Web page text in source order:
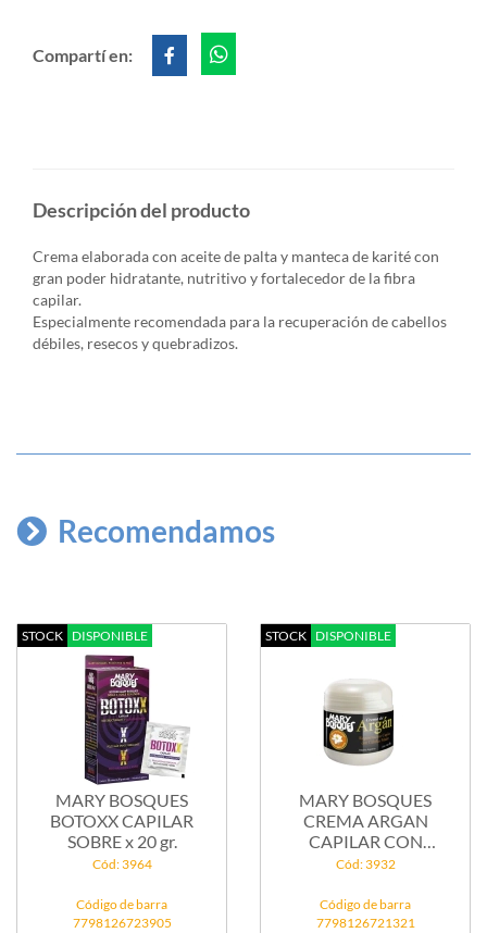
Compartí en:
Descripción del producto
Crema elaborada con aceite de palta y manteca de karité con
gran poder hidratante, nutritivo y fortalecedor de la fibra
capilar.
Especialmente recomendada para la recuperación de cabellos
débiles, resecos y quebradizos.
Recomendamos
STOCK DISPONIBLE
MARY BOSQUES
BOTOXX CAPILAR
SOBRE x 20 gr.
Cód: 3964
Código de barra
7798126723905
STOCK DISPONIBLE
MARY BOSQUES
CREMA ARGAN
CAPILAR CON
CELULAS MADRE...
Cód: 3932
Código de barra
7798126721321